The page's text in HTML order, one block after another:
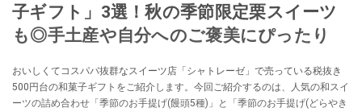
子ギフト」3選！秋の季節限定栗スイーツ
も◎手土産や自分へのご褒美にぴったり
おいしくてコスパバ抜群なスイーツ店「シャトレーゼ」で売っている税抜き
500円台の和菓子ギフトをご紹介します。今回ご紹介するのは、人気の和スイ
ーツの詰め合わせ「季節のお手提げ(饅頭5種)」と「季節のお手提げ(どらやき